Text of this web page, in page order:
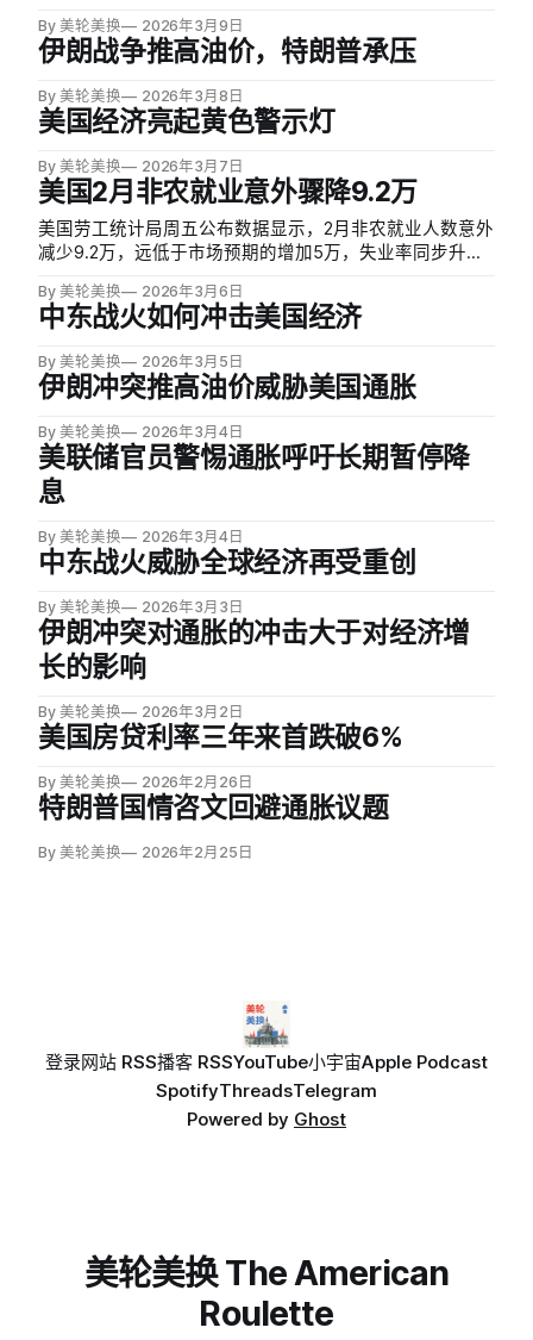
By 美轮美换 2026年3月9日
伊朗战争推高油价，特朗普承压
By 美轮美换 2026年3月8日
美国经济亮起黄色警示灯
By 美轮美换 2026年3月7日
美国2月非农就业意外骤降9.2万
美国劳工统计局周五公布数据显示，2月非农就业人数意外
减少9.2万，远低于市场预期的增加5万，失业率同步升至
天气与凯撒医疗集团逾3万名工人罢工等因素，就业形势明
显走弱。
By 美轮美换 2026年3月6日
中东战火如何冲击美国经济
By 美轮美换 2026年3月5日
伊朗冲突推高油价威胁美国通胀
By 美轮美换 2026年3月4日
美联储官员警惕通胀呼吁长期暂停降
息
By 美轮美换 2026年3月4日
中东战火威胁全球经济再受重创
By 美轮美换 2026年3月3日
伊朗冲突对通胀的冲击大于对经济增
长的影响
By 美轮美换 2026年3月2日
美国房贷利率三年来首跌破6%
By 美轮美换 2026年2月26日
特朗普国情咨文回避通胀议题
By 美轮美换 2026年2月25日
登录网站 RSS播客 RSSYouTube小宇宙Apple Podcast
SpotifyThreadsTelegram
Powered by Ghost
美轮美换 The American
Roulette